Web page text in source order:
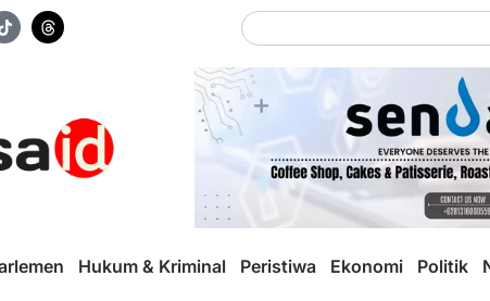
Hukum & Kriminal Peristiwa Ekonomi Politik